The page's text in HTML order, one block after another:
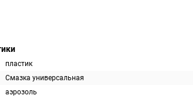
пластик
Смазка универсальная
аэрозоль